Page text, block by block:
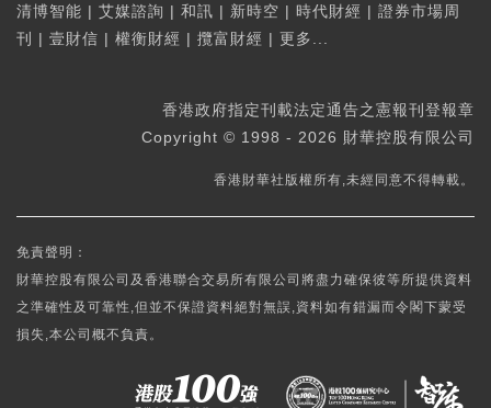
清博智能 | 艾媒諮詢 | 和訊 | 新時空 | 時代財經 | 證券市場周
刊
| 壹財信 | 權衡財經 | 攬富財經 | 更多...
香港政府指定刊載法定通告之憲報刊登報章
Copyright © 1998 - 2026 財華控股有限公司
香港財華社版權所有,未經同意不得轉載。
免責聲明：
財華控股有限公司及香港聯合交易所有限公司將盡力確保彼等所提供資料
之準確性及可靠性,但並不保證資料絕對無誤,資料如有錯漏而令閣下蒙受
損失,本公司概不負責。